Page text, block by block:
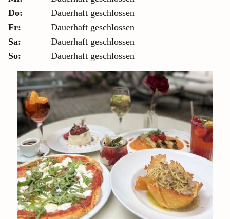
Do:
Dauerhaft geschlossen
Fr:
Dauerhaft geschlossen
Sa:
Dauerhaft geschlossen
So:
Dauerhaft geschlossen